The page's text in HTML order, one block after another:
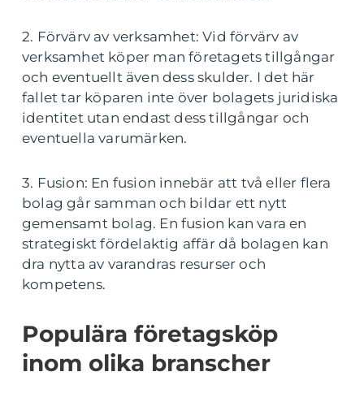
2. Förvärv av verksamhet: Vid förvärv av
verksamhet köper man företagets tillgångar
och eventuellt även dess skulder. I det här
fallet tar köparen inte över bolagets juridiska
identitet utan endast dess tillgångar och
eventuella varumärken.
3. Fusion: En fusion innebär att två eller flera
bolag går samman och bildar ett nytt
gemensamt bolag. En fusion kan vara en
strategiskt fördelaktig affär då bolagen kan
dra nytta av varandras resurser och
kompetens.
Populära företagsköp
inom olika branscher